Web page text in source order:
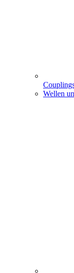
Wellen